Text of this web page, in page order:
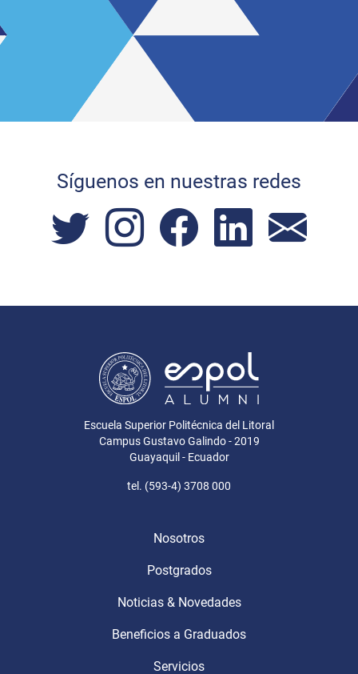
Síguenos en nuestras redes
Escuela Superior Politécnica del Litoral
Campus Gustavo Galindo - 2019
Guayaquil - Ecuador
tel. (593-4) 3708 000
Menu FooterNosotros
Postgrados
Noticias & Novedades
Beneficios a Graduados
Servicios